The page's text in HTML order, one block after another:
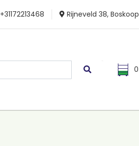
+31172213468 Rijneveld 38, Boskoop
0